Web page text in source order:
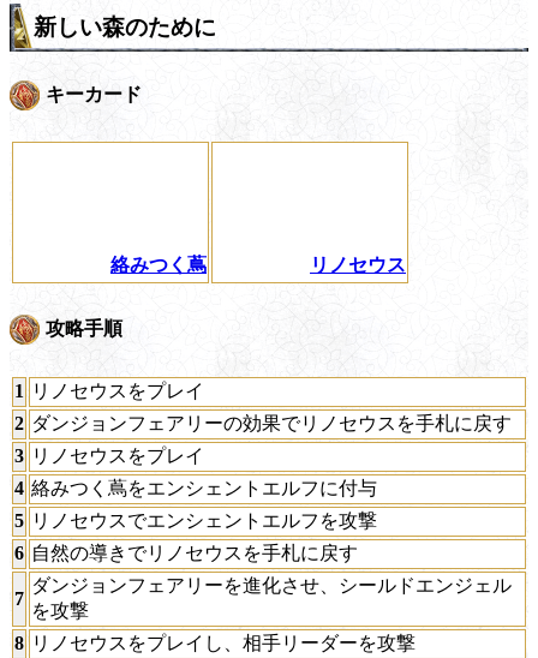
新しい森のために
キーカード
絡みつく蔦 リノセウス
攻略手順
1
リノセウスをプレイ
2 ダンジョンフェアリーの効果でリノセウスを手札に戻す
3 リノセウスをプレイ
4 絡みつく蔦をエンシェントエルフに付与
5 リノセウスでエンシェントエルフを攻撃
6 自然の導きでリノセウスを手札に戻す
7
ダンジョンフェアリーを進化させ、シールドエンジェル
を攻撃
8 リノセウスをプレイし、相手リーダーを攻撃